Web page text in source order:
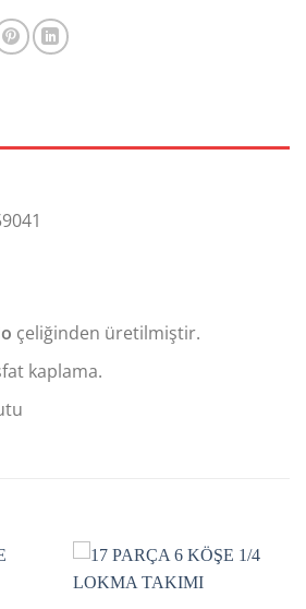
çeliğinden üretilmiştir.
kaplama.